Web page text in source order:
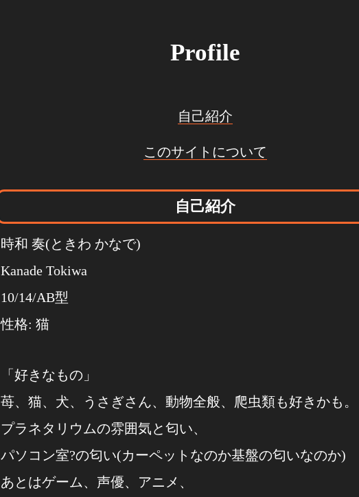
Profile
自己紹介
このサイトについて
自己紹介
時和 奏(ときわ かなで)
Kanade Tokiwa
10/14/AB型
性格: 猫
「好きなもの」
苺、猫、犬、うさぎさん、動物全般、爬虫類も好きかも。
プラネタリウムの雰囲気と匂い、
パソコン室?の匂い(カーペットなのか基盤の匂いなのか)
あとはゲーム、声優、アニメ、